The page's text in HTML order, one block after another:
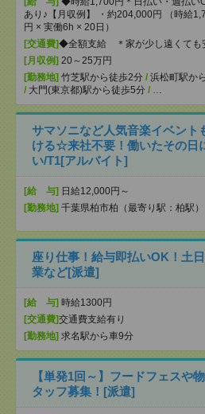
あり♪【月収例】 ・約204,000円 （時給
円 × 実働6h × 20日）
[交通費]◆全額支給 ＊家が少し遠くても
[月収例] 20～25万円
[勤務地] 竹芝駅から徒歩2分 / 浜松町駅か
/ 大門(東京都)駅から徒歩5分 / …
サマソニなど人気音楽イベント
ける☆来社不要！働いたその日
い/T1[アルバイト]
[給 与] 日給12,000円～
[勤務地] 千葉県柏市柏（最寄り駅：柏駅）
座り仕事！給与即払いOK！土
業など[派遣]
[給 与] 時給1300円
[交通費]交通費支給有り
[勤務地] 求名駅から車9分
【単発1回～】フードフェスや
タッフ募集！[派遣]